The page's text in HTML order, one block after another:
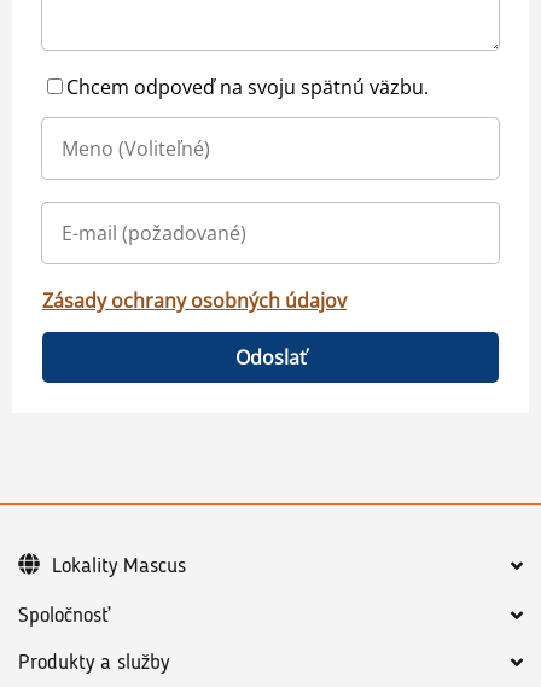
Chcem odpoveď na svoju spätnú väzbu.
Zásady ochrany osobných údajov
Odoslať
Spoločnosť
Produkty a služby
Lokality Mascus